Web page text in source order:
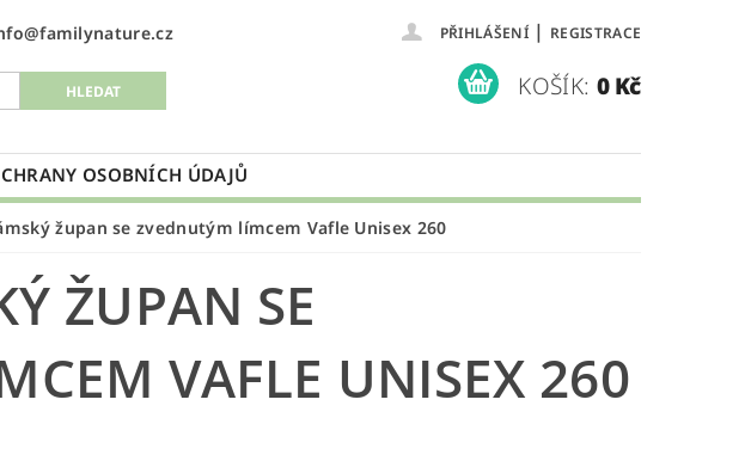
PŘIHLÁŠENÍ | REGISTRACE
KOŠÍK: 0 Kč
OSOBNÍCH ÚDAJŮ
župan se zvednutým límcem Vafle Unisex 260
ŽUPAN SE
VAFLE UNISEX 260